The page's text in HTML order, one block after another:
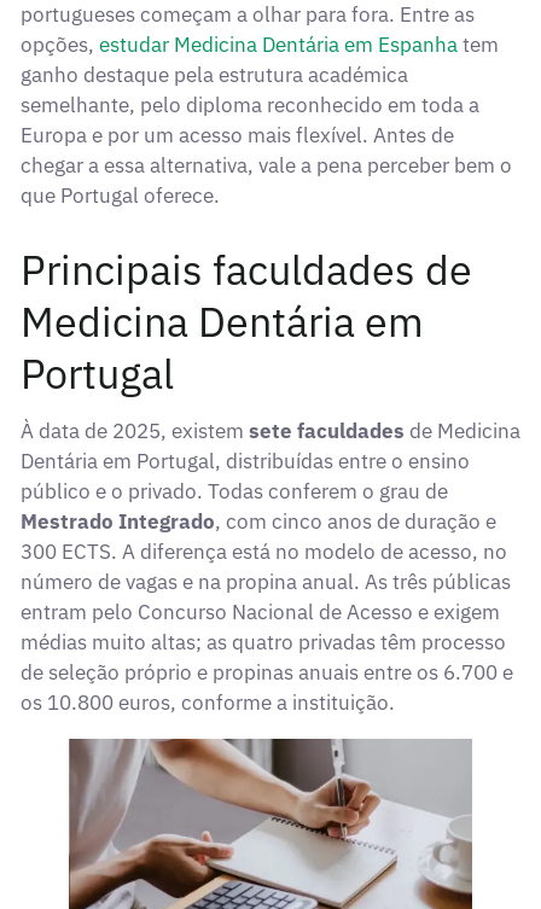
portugueses começam a olhar para fora. Entre as
opções, estudar Medicina Dentária em Espanhatem
ganho destaque pela estrutura académica
semelhante, pelo diploma reconhecido em toda a
Europa e por um acesso mais flexível. Antes de
chegar a essa alternativa, vale a pena perceber bem o
que Portugal oferece.
Principais faculdades de
Medicina Dentária em
Portugal
À data de 2025, existem sete faculdades de Medicina
Dentária em Portugal, distribuídas entre o ensino
público e o privado. Todas conferem o grau de
Mestrado Integrado, com cinco anos de duração e
300 ECTS. A diferença está no modelo de acesso, no
número de vagas e na propina anual. As três públicas
entram pelo Concurso Nacional de Acesso e exigem
médias muito altas; as quatro privadas têm processo
de seleção próprio e propinas anuais entre os 6.700 e
os 10.800 euros, conforme a instituição.